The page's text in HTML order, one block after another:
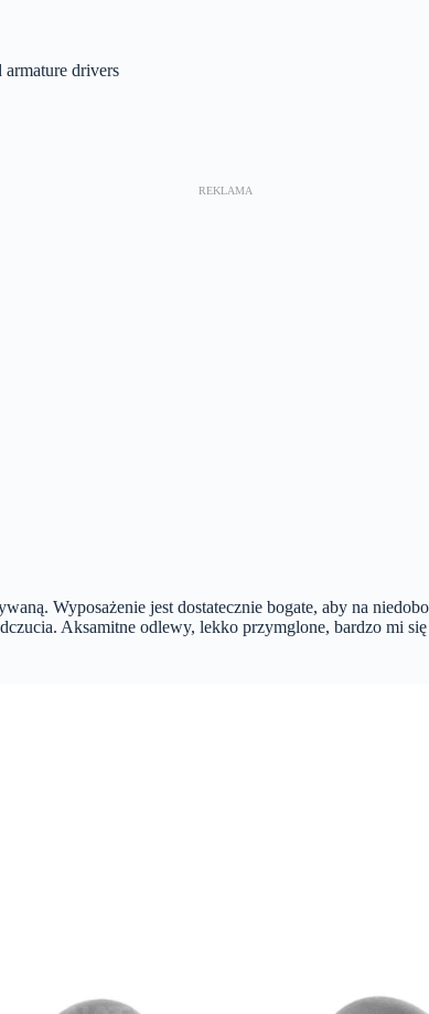
drivers
Wyposażenie jest dostatecznie bogate, aby na
Aksamitne odlewy, lekko przymglone, bardzo mi